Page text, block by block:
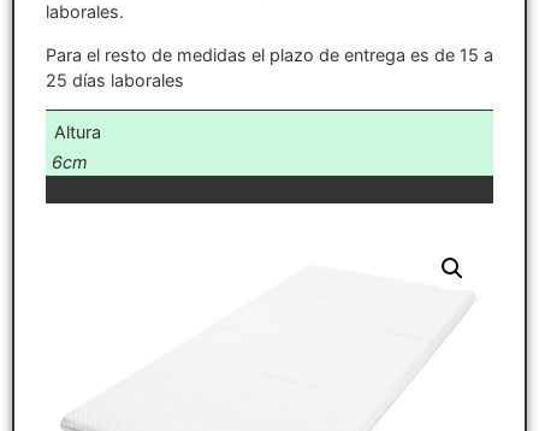
laborales.
Para el resto de medidas el plazo de entrega es de 15 a
25 días laborales
Altura
6cm